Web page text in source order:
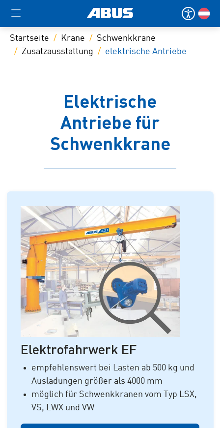
Startseite Krane
Schwenkkrane
Zusatzausstattung
elektrische Antriebe
Elektrische
Antriebe für
Schwenkkrane
Elektrofahrwerk EF
empfehlenswert bei Lasten ab 500 kg und
Ausladungen größer als 4000 mm
möglich für Schwenkkranen vom Typ LSX,
VS, LWX und VW